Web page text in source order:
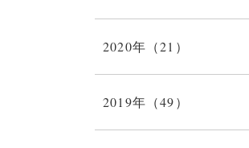
2020年（21）
2019年（49）